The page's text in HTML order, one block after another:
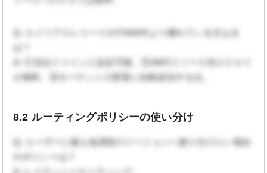
Q: エイリアスレコードがCNAMEより優れている主な点
A: ①頂点ドメインに設定可能、②AWSリソース向けクエリ
が無料、③ターゲットの変更に自動追従する点。
8.2 ルーティングポリシーの使い分け
Q: ユーザーに最も低遅延のリージョンへ振り分けたい場合
のポリシーは？